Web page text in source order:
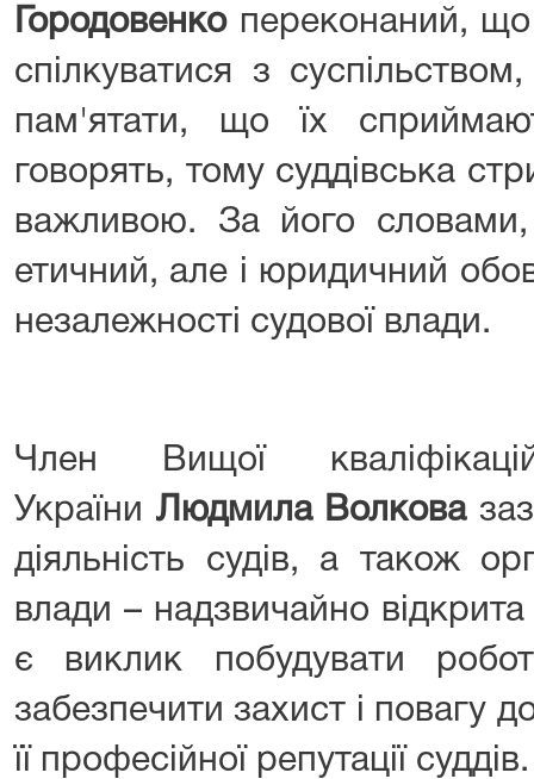
Городовенкопереконаний, що
спілкуватися з
пам'ятати, що їх
говорять, тому суддівська
важливою. За його
етичний, але і юридичний
незалежності судової влади.
Член Вищої
України Людмила Волкова
діяльність судів, а також
влади – надзвичайно
є виклик побудувати
забезпечити захист і повагу
її професійної репутації суддів.